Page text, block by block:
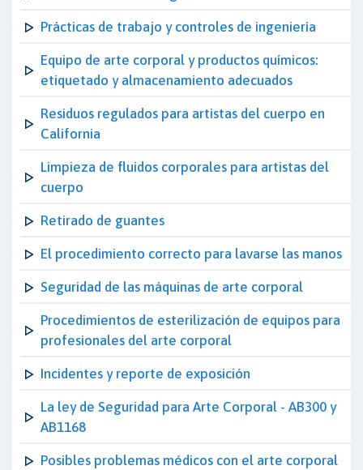
Prácticas de trabajo y controles de ingeniería
Equipo de arte corporal y productos químicos:
etiquetado y almacenamiento adecuados
Residuos regulados para artistas del cuerpo en
California
Limpieza de fluidos corporales para artistas del
cuerpo
Retirado de guantes
El procedimiento correcto para lavarse las manos
Seguridad de las máquinas de arte corporal
Procedimientos de esterilización de equipos para
profesionales del arte corporal
Incidentes y reporte de exposición
La ley de Seguridad para Arte Corporal - AB300 y
AB1168
Posibles problemas médicos con el arte corporal